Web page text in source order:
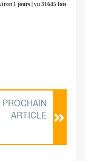
1 jours | vu 31645 fois
PROCHAIN
ARTICLE